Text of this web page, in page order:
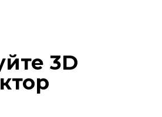
3D
расцветку